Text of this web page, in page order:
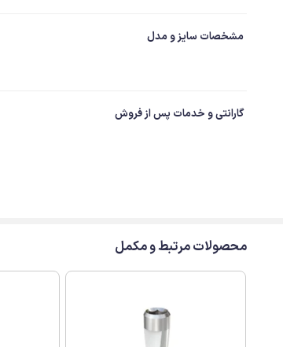
مشخصات سایز و مدل
گارانتی و خدمات پس از فروش
محصولات مرتبط و مکمل